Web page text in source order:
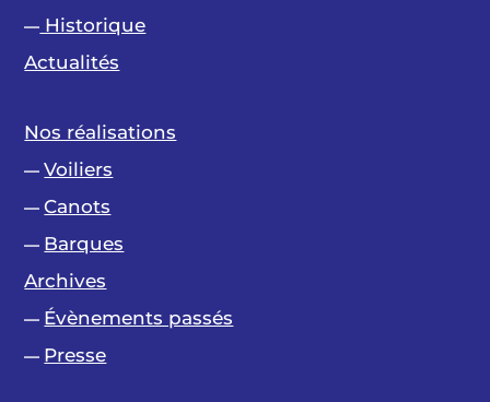
— Historique
Actualités
Nos réalisations
— Voiliers
— Canots
— Barques
Archives
— Évènements passés
— Presse